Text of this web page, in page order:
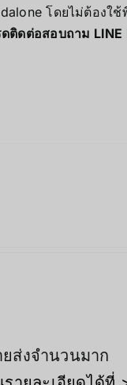
โดยไม่ต้องใ
ติดต่อสอบถาม LINE
ส่งจำนวนมาก